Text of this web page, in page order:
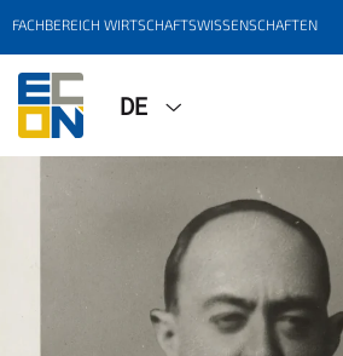
FACHBEREICH WIRTSCHAFTSWISSENSCHAFTEN
DE